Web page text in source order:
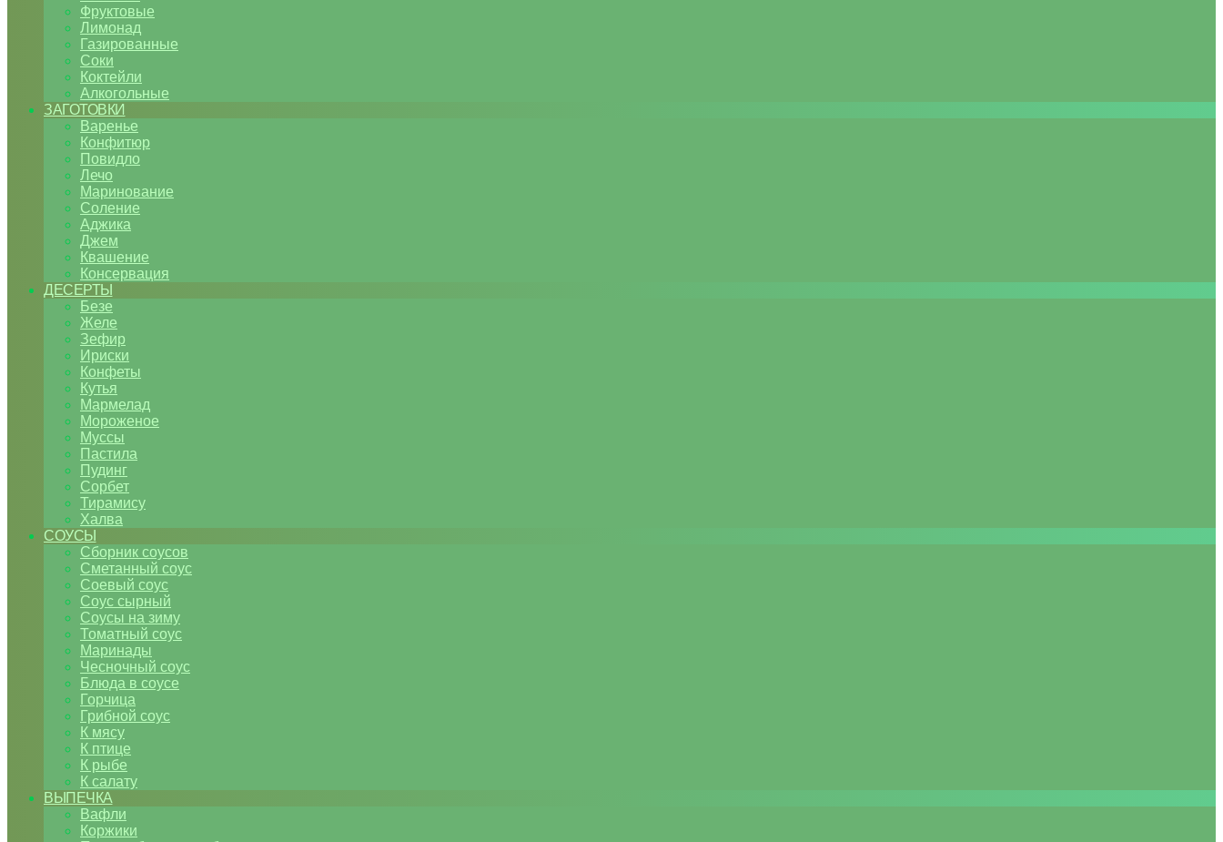
Фруктовые
Лимонад
Газированные
Соки
Коктейли
Алкогольные
ЗАГОТОВКИ
Варенье
Конфитюр
Повидло
Лечо
Маринование
Соление
Аджика
Джем
Квашение
Консервация
ДЕСЕРТЫ
Безе
Желе
Зефир
Ириски
Конфеты
Кутья
Мармелад
Мороженое
Муссы
Пастила
Пудинг
Сорбет
Тирамису
Халва
СОУСЫ
Сборник соусов
Сметанный соус
Соевый соус
Соус сырный
Соусы на зиму
Томатный соус
Маринады
Чесночный соус
Блюда в соусе
Горчица
Грибной соус
К мясу
К птице
К рыбе
К салату
ВЫПЕЧКА
Вафли
Коржики